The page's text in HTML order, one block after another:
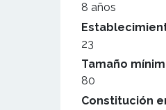
8 años
23
Tamaño
80
Constitución